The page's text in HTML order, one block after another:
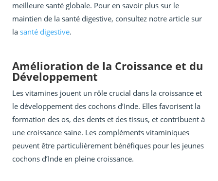
meilleure santé globale. Pour en savoir plus sur le
maintien de la santé digestive, consultez notre article sur
la santé digestive.
Amélioration de la Croissance et du
Développement
Les vitamines jouent un rôle crucial dans la croissance et
le développement des cochons d’Inde. Elles favorisent la
formation des os, des dents et des tissus, et contribuent à
une croissance saine. Les compléments vitaminiques
peuvent être particulièrement bénéfiques pour les jeunes
cochons d’Inde en pleine croissance.